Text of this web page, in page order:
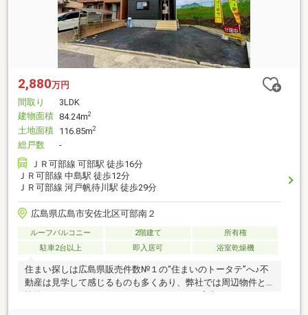
2,880万円
間取り
3LDK
建物面積 84.24m2
土地面積 116.85m2
総戸数
-
ＪＲ可部線 可部駅 徒歩16分
ＪＲ可部線 中島駅 徒歩12分
ＪＲ可部線 河戸帆待川駅 徒歩29分
広島県広島市安佐北区可部南２
ルーフバルコニー 2階建て
所有権
駐車2台以上
即入居可 浴室乾燥機
住まい探しは広島県販売件数№１の“住まいのトータテ”へ♪不
動産は見学して感じるものも多くあり、弊社では周辺物件と